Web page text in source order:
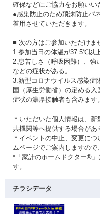
確保などにご協力をお願いい
●感染防止のため飛沫防止パ
着用させていただきます。
■ 次の方はご参加いただけま
1.参加当日の体温が37.5℃以上
2.息苦しさ（呼吸困難）、強
などの症状がある。
3.新型コロナウイルス感染症
国（厚生労働省）の定める
症状の濃厚接触者も含みます。
＊いただいた個人情報は、
共機関等へ提供する場合があ
＊イベントの中止、変更に
ムページでご案内しますので
*「家計のホームドクター®
す。
チラシデータ